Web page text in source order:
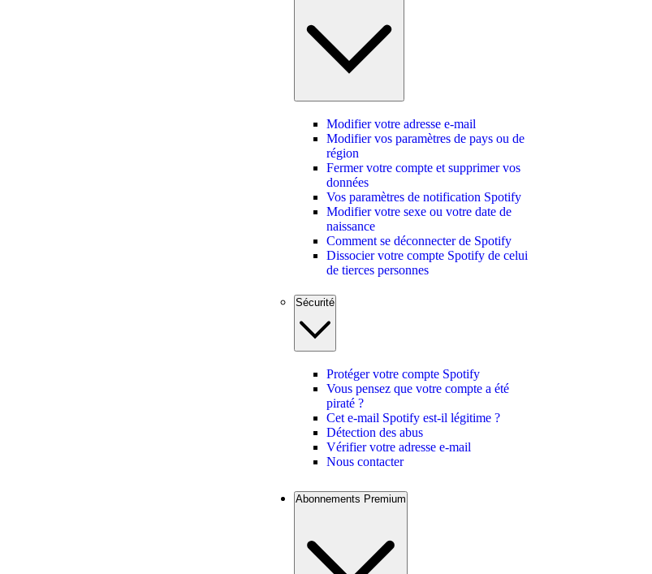
Modifier votre adresse e-mail
Modifier vos paramètres de pays ou de
région
Fermer votre compte et supprimer vos
données
Vos paramètres de notification Spotify
Modifier votre sexe ou votre date de
naissance
Comment se déconnecter de Spotify
Dissocier votre compte Spotify de celui
de tierces personnes
Sécurité
Protéger votre compte Spotify
Vous pensez que votre compte a été
piraté ?
Cet e-mail Spotify est-il légitime ?
Détection des abus
Vérifier votre adresse e-mail
Nous contacter
Abonnements Premium